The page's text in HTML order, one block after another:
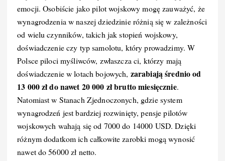
emocji. Osobiście jako pilot wojskowy mogę zauważyć, że
wynagrodzenia w naszej dziedzinie różnią się w zależności
od wielu czynników, takich jak stopień wojskowy,
doświadczenie czy typ samolotu, który prowadzimy. W
Polsce piloci myśliwców, zwłaszcza ci, którzy mają
doświadczenie w lotach bojowych, zarabiają średnio od
13 000 zł do nawet 20 000 zł brutto miesięcznie.
Natomiast w Stanach Zjednoczonych, gdzie system
wynagrodzeń jest bardziej rozwinięty, pensje pilotów
wojskowych wahają się od 7000 do 14000 USD. Dzięki
różnym dodatkom ich całkowite zarobki mogą wynosić
nawet do 56000 zł netto.